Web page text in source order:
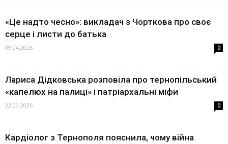
«Це надто чесно»: викладач з Чорткова про своє
серце і листи до батька
09.04.2026 0
Лариса Дідковська розповіла про тернопільський
«капелюх на палиці» і патріархальні міфи
22.03.2026 0
Кардіолог з Тернополя пояснила, чому війна